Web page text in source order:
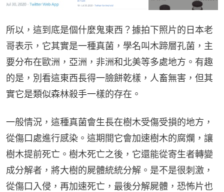
所以，這到底是個什麼鬼東西？據拍下照片的日本老
哥表示，它其實是一種真菌，學名叫木蹄層孔菌，主
要分布在歐洲，亞洲，非洲和北美等多處地方。有趣
的是，別看這東西長得一臉餅乾樣，人畜無害，但其
實它是類似森林殺手一樣的存在。
一般情況，這種真菌會生長在樹木受傷受損的地方，
從傷口處進行感染。這期間它會加速樹木的腐爛，讓
樹木提前死亡。樹木死亡之後，它還能從寄生者轉變
成分解者，將大樹的屍體統統分解。是不是很刺激，
從傷口入侵，再加速死亡，最後分解屍體，恐怖片也